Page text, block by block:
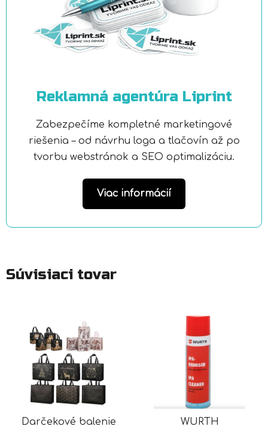
Reklamná agentúra Liprint
Zabezpečíme kompletné marketingové
riešenia – od návrhu loga a tlačovín až po
tvorbu webstránok a SEO optimalizáciu.
Viac informácií
Súvisiaci tovar
Darčekové balenie
WURTH